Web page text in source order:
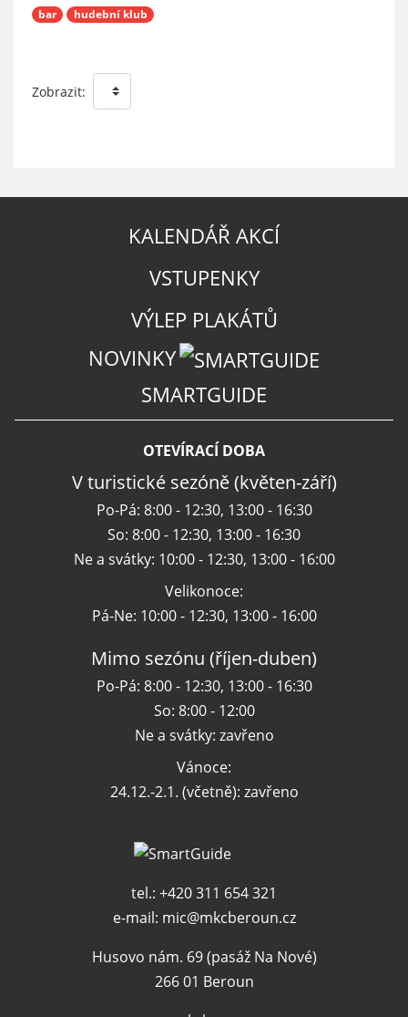
bar hudební klub
Zobrazit:
KALENDÁŘ AKCÍ
VSTUPENKY
VÝLEP PLAKÁTŮ
NOVINKY
SMARTGUIDE
OTEVÍRACÍ DOBA
V turistické sezóně (květen-září)
Po-Pá: 8:00 - 12:30, 13:00 - 16:30
So: 8:00 - 12:30, 13:00 - 16:30
Ne a svátky: 10:00 - 12:30, 13:00 - 16:00
Velikonoce:
Pá-Ne: 10:00 - 12:30, 13:00 - 16:00
Mimo sezónu (říjen-duben)
Po-Pá: 8:00 - 12:30, 13:00 - 16:30
So: 8:00 - 12:00
Ne a svátky: zavřeno
Vánoce:
24.12.-2.1. (včetně): zavřeno
tel.: +420 311 654 321
e-mail: mic@mkcberoun.cz
Husovo nám. 69 (pasáž Na Nové)
266 01 Beroun